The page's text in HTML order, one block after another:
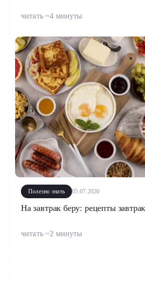
читать ~4 минуты
Полезно знать 05.07.2020
На завтрак беру: рецепты
читать ~2 минуты